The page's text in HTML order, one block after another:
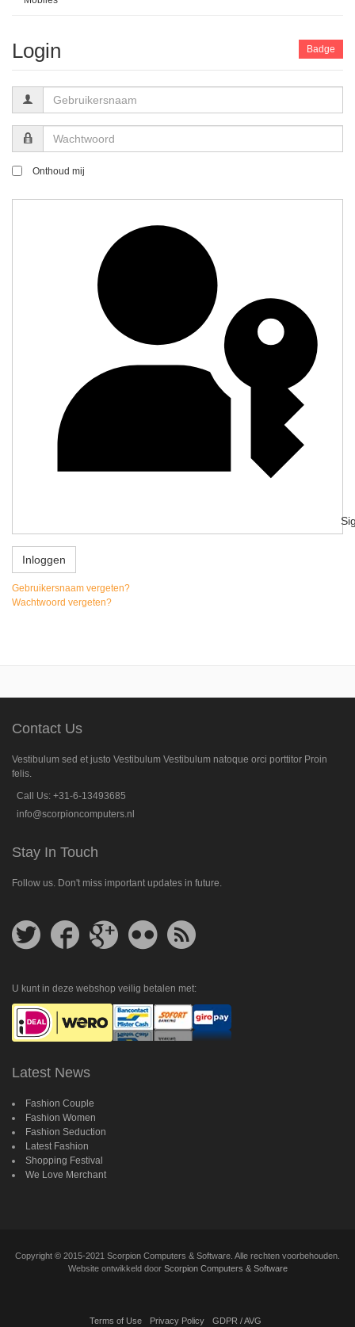
Login
Gebruikersnaam
Wachtwoord
Onthoud mij
Inloggen
Gebruikersnaam vergeten?
Wachtwoord vergeten?
Badge
Contact Us
Vestibulum sed et justo Vestibulum Vestibulum natoque orci porttitor Proin
felis.
Call Us: +31-6-13493685
info@scorpioncomputers.nl
Stay In Touch
Follow us. Don't miss important updates in future.
Follow
us
Follow
us
Follow
us
Plus
Follow
us
feed
U kunt in deze webshop veilig betalen met:
Latest News
Fashion Couple
Fashion Women
Fashion Seduction
Latest Fashion
Shopping Festival
We Love Merchant
Copyright © 2015-2021 Scorpion Computers & Software. Alle rechten voorbehouden.
Website ontwikkeld door Scorpion Computers & Software
Terms of Use Privacy Policy GDPR / AVG